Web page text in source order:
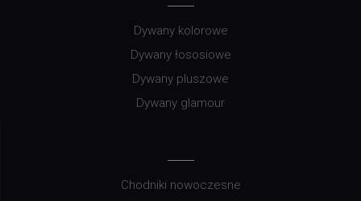
Dywany kolorowe
Dywany łososiowe
Dywany pluszowe
Dywany glamour
Chodniki nowoczesne